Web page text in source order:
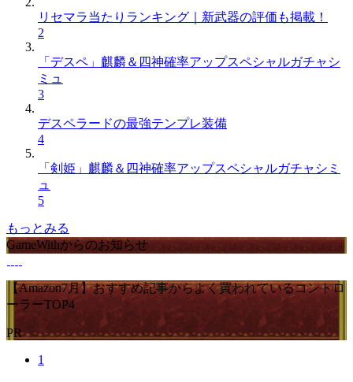
リセマラ当たりランキング｜新武器の評価も掲載！
2
「デスペ」麒麟＆四神確率アップスペシャルガチャシ
ミュ
3
デスペラードの最強テンプレ装備
4
「剣姫」麒麟＆四神確率アップスペシャルガチャシミ
ュ
5
もっとみる
GameWithからのお知らせ
【Amazon7月】おすすめ記事からよく買われているコントロ
ーラーTOP4
PR
1